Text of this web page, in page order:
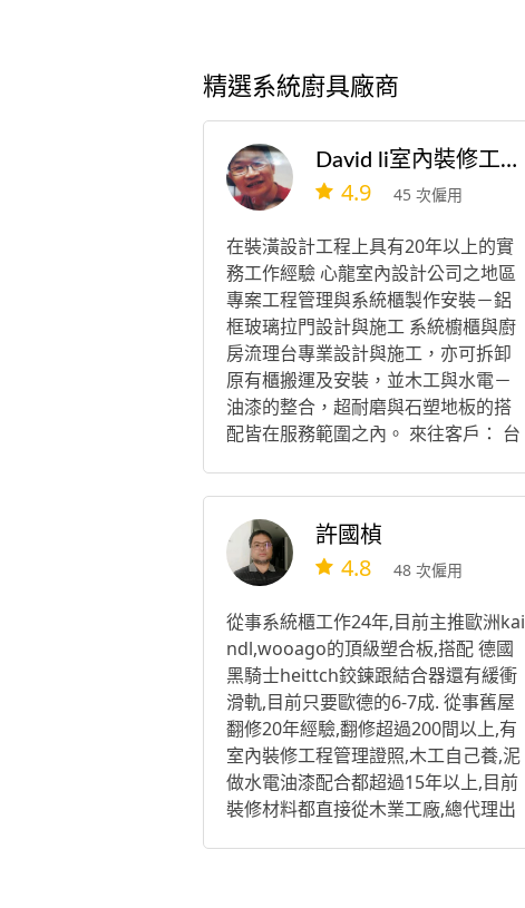
精選系統廚具廠商
David li室內裝修工程師
4.9 45 次僱用
在裝潢設計工程上具有20年以上的實
務工作經驗 心龍室內設計公司之地區
專案工程管理與系統櫃製作安裝－鋁
框玻璃拉門設計與施工 系統櫥櫃與廚
房流理台專業設計與施工，亦可拆卸
原有櫃搬運及安裝，並木工與水電－
油漆的整合，超耐磨與石塑地板的搭
配皆在服務範圍之內。 來往客戶： 台
許國楨
4.8 48 次僱用
從事系統櫃工作24年,目前主推歐洲kai
ndl,wooago的頂級塑合板,搭配 德國
黑騎士heittch鉸鍊跟結合器還有緩衝
滑軌,目前只要歐德的6-7成. 從事舊屋
翻修20年經驗,翻修超過200間以上,有
室內裝修工程管理證照,木工自己養,泥
做水電油漆配合都超過15年以上,目前
裝修材料都直接從木業工廠,總代理出